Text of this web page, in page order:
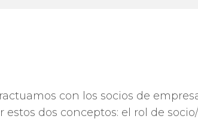
con los socios de
dos conceptos: el rol de